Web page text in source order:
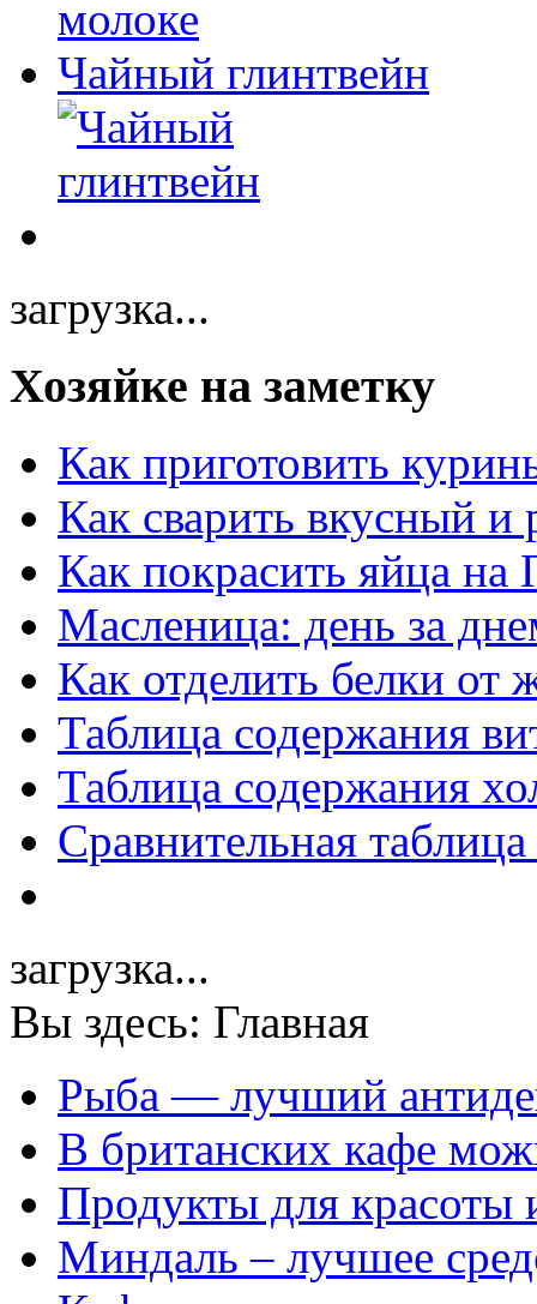
Чайный глинтвейн
загрузка...
Хозяйке на заметку
Как приготовить
Как сварить вкусный и
Как покрасить яйца на
Масленица: день за
Как отделить белки от
Таблица содержания
Таблица содержания
Сравнительная
загрузка...
Вы здесь: Главная
Рыба — лучший
В британских кафе
Продукты для красоты
Миндаль – лучшее